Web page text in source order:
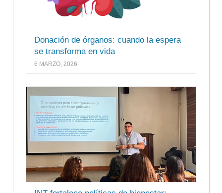
Donación de órganos: cuando la espera
se transforma en vida
6 MARZO, 2026